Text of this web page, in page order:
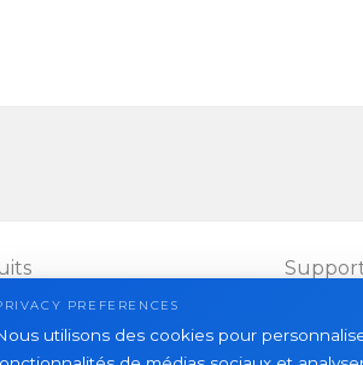
vidéo
extérieurs
PREFERENCES
utilisons des cookies pour